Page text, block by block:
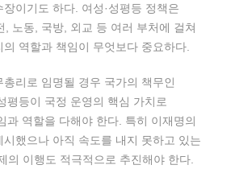
이기도 하다. 여성·성평등 정책은
, 노동, 국방, 외교 등 여러 부처에 걸쳐
역할과 책임이 무엇보다 중요하다.
리로 임명될 경우 국가의 책무인
평등이 국정 운영의 핵심 가치로
과 역할을 다해야 한다. 특히 이재명의
했으나 아직 속도를 내지 못하고 있는
의 이행도 적극적으로 추진해야 한다.